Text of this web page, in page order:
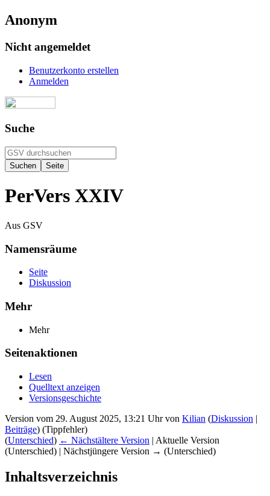
Anonym
Nicht angemeldet
Benutzerkonto erstellen
Anmelden
Suche
PerVers XXIV
Aus GSV
Namensräume
Seite
Diskussion
Mehr
Mehr
Seitenaktionen
Lesen
Quelltext anzeigen
Versionsgeschichte
Version vom 29. August 2025, 13:21 Uhr von Kilian (Diskussion |
Beiträge) (Tippfehler)
(Unterschied) ← Nächstältere Version | Aktuelle Version
(Unterschied) | Nächstjüngere Version → (Unterschied)
Inhaltsverzeichnis